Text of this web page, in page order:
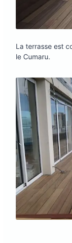
La terrasse est
le Cumaru.